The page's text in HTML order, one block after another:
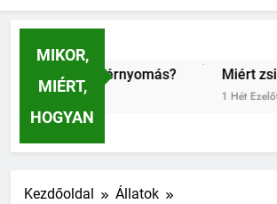
MIKOR,
MIÉRT,
HOGYAN
vérnyomás? Miért zsibbad a kéz?
Kezdőoldal
Állatok